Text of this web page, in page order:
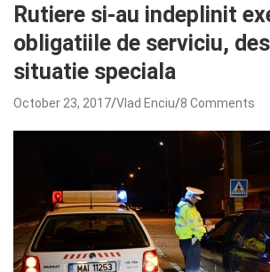
Rutiere si-au indeplinit
obligatiile de serviciu,
situatie speciala
October 23, 2017 Vlad Enciu 8 Comments